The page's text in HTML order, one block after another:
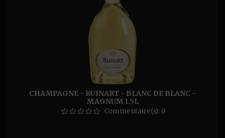
CHAMPAGNE - RUINART - BLANC DE BLANC -
MAGNUM 1.5L
Commentaire(s): 0